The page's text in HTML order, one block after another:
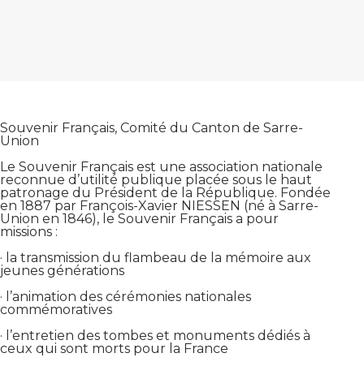
Souvenir Français, Comité du Canton de Sarre-
Union
Le Souvenir Français est une association nationale
reconnue d’utilité publique placée sous le haut
patronage du Président de la République. Fondée
en 1887 par François-Xavier NIESSEN (né à Sarre-
Union en 1846), le Souvenir Français a pour
missions :
· la transmission du flambeau de la mémoire aux
jeunes générations
· l’animation des cérémonies nationales
commémoratives
· l’entretien des tombes et monuments dédiés à
ceux qui sont morts pour la France